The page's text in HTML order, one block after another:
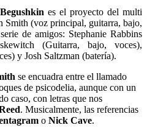
Begushkin es el proyecto del multi
Smith (voz principal, guitarra, bajo,
de amigos: Stephanie Rabbins
(Guitarra, bajo, voces),
y Josh Saltzman (batería).
se encuadra entre el llamado
de psicodelia, aunque con un
caso, con letras que nos
. Musicalmente, las referencias
o Nick Cave.